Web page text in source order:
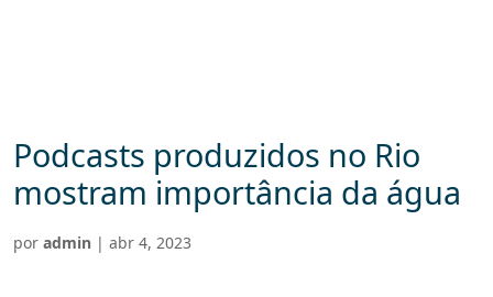
Podcasts produzidos no Rio
mostram importância da água
por admin | abr 4, 2023